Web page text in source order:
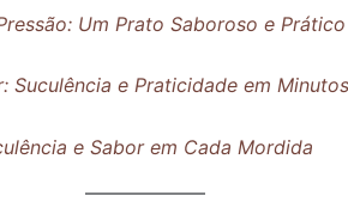
Um Prato Saboroso e Prático
Suculência e Praticidade em Minutos
e Sabor em Cada Mordida